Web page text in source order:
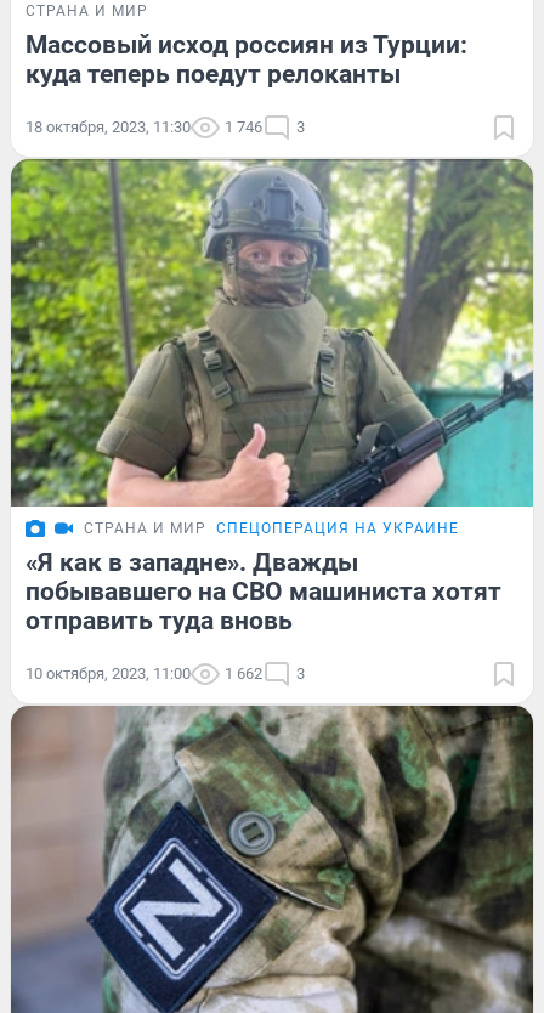
СТРАНА И МИР
Массовый исход россиян из Турции:
куда теперь поедут релоканты
18 октября, 2023, 11:30 1 746 3
СТРАНА И МИР СПЕЦОПЕРАЦИЯ НА УКРАИНЕ
«Я как в западне». Дважды
побывавшего на СВО машиниста хотят
отправить туда вновь
10 октября, 2023, 11:00 1 662 3